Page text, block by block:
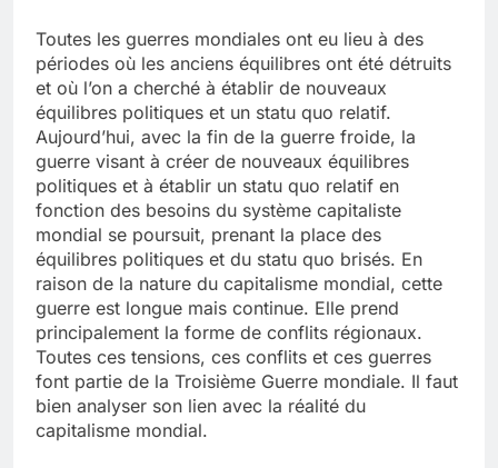
Toutes les guerres mondiales ont eu lieu à des
périodes où les anciens équilibres ont été détruits
et où l’on a cherché à établir de nouveaux
équilibres politiques et un statu quo relatif.
Aujourd’hui, avec la fin de la guerre froide, la
guerre visant à créer de nouveaux équilibres
politiques et à établir un statu quo relatif en
fonction des besoins du système capitaliste
mondial se poursuit, prenant la place des
équilibres politiques et du statu quo brisés. En
raison de la nature du capitalisme mondial, cette
guerre est longue mais continue. Elle prend
principalement la forme de conflits régionaux.
Toutes ces tensions, ces conflits et ces guerres
font partie de la Troisième Guerre mondiale. Il faut
bien analyser son lien avec la réalité du
capitalisme mondial.